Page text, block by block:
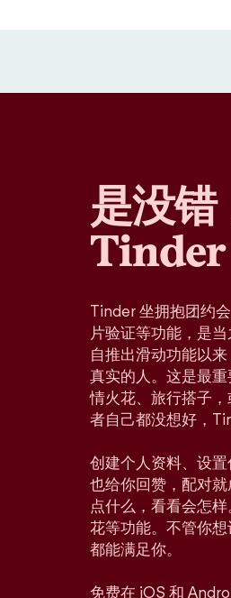
是没错
Tinder
Tinder 坐拥抱团约
片验证等功能，是
自推出滑动功能以
真实的人。这是最
情火花、旅行搭子
者自己都没想好，
创建个人资料、设
也给你回赞，配对
点什么，看看会怎
花等功能。不管你
都能满足你。
免费在 iOS 和